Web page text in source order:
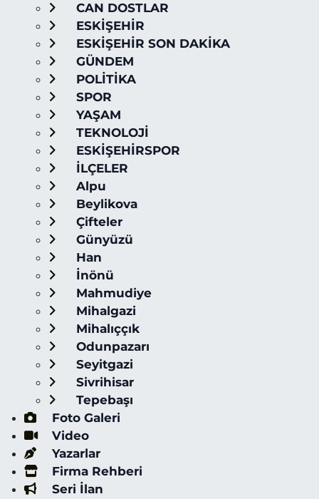
CAN DOSTLAR
ESKİŞEHİR
ESKİŞEHİR SON DAKİKA
GÜNDEM
POLİTİKA
SPOR
YAŞAM
TEKNOLOJİ
ESKİŞEHİRSPOR
İLÇELER
Alpu
Beylikova
Çifteler
Günyüzü
Han
İnönü
Mahmudiye
Mihalgazi
Mihalıççık
Odunpazarı
Seyitgazi
Sivrihisar
Tepebaşı
Foto Galeri
Video
Yazarlar
Firma Rehberi
Seri İlan